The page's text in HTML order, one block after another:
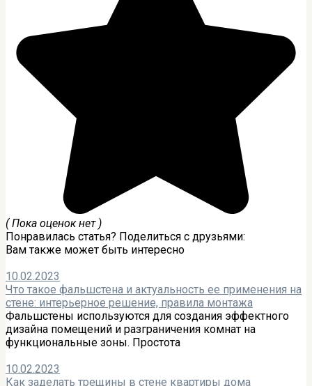
( Пока оценок нет )
Понравилась статья? Поделиться с друзьями:
Вам также может быть интересно
10.02.2023
Что такое фальшстена и актуальность ее применения на
стене: интерьерное решение, правила монтажа
Фальшстены используются для создания эффектного
дизайна помещений и разграничения комнат на
функциональные зоны. Простота
10.02.2023
Как заделать трещины в стене квартиры дома